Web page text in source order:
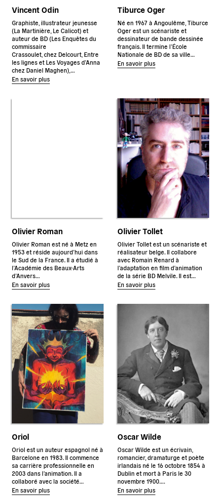
Vincent Odin
Graphiste, illustrateur jeunesse
(La Martinière, Le Calicot) et
auteur de BD (Les Enquêtes du
commissaire
Crassoulet, chez Delcourt, Entre
les lignes et Les Voyages d’Anna
chez Daniel Maghen),…
En savoir plus
Tiburce Oger
Né en 1967 à Angoulême, Tiburce
Oger est un scénariste et
dessinateur de bande dessinée
français. Il termine l’École
Nationale de BD de sa ville…
En savoir plus
Olivier Roman
Olivier Roman est né à Metz en
1953 et réside aujourd’hui dans
le Sud de la France. Il a étudié à
l’Académie des Beaux-Arts
d’Anvers…
En savoir plus
Olivier Tollet
Olivier Tollet est un scénariste et
réalisateur belge. Il collabore
avec Romain Renard à
l’adaptation en film d’animation
de la série BD Melvile. Il est…
En savoir plus
Oriol
Oriol est un auteur espagnol né à
Barcelone en 1983. Il commence
sa carrière professionnelle en
2003 dans l’animation. Il a
collaboré avec la société…
En savoir plus
Oscar Wilde
Oscar Wilde est un écrivain,
romancier, dramaturge et poète
irlandais né le 16 octobre 1854 à
Dublin et mort à Paris le 30
novembre 1900….
En savoir plus